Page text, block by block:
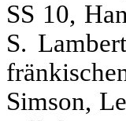
SS 10,
S.
Simson,